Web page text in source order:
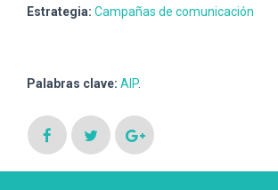
Estrategia: Campañas de comunicación
Palabras clave: AIP.